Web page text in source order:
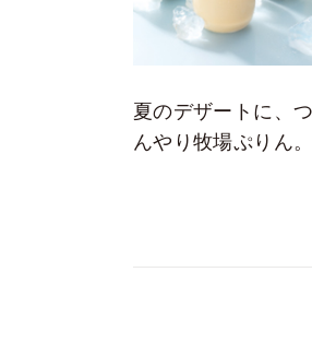
夏のデザートに、
んやり牧場ぷりん。